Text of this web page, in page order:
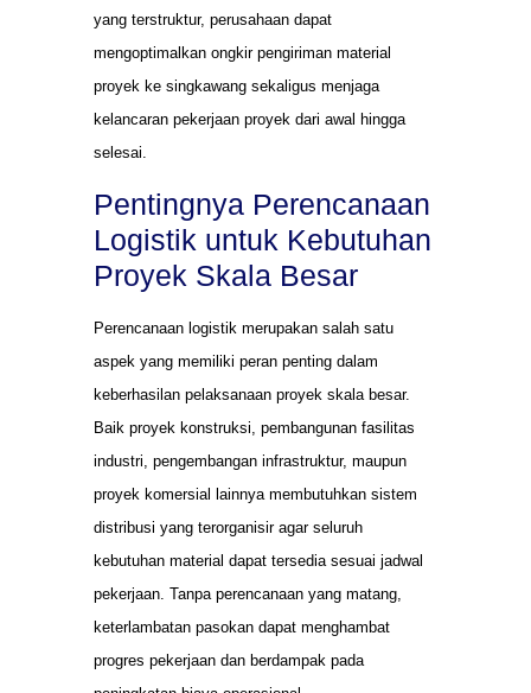
yang terstruktur, perusahaan dapat
mengoptimalkan ongkir pengiriman material
proyek ke singkawang sekaligus menjaga
kelancaran pekerjaan proyek dari awal hingga
selesai.
Pentingnya Perencanaan
Logistik untuk Kebutuhan
Proyek Skala Besar
Perencanaan logistik merupakan salah satu
aspek yang memiliki peran penting dalam
keberhasilan pelaksanaan proyek skala besar.
Baik proyek konstruksi, pembangunan fasilitas
industri, pengembangan infrastruktur, maupun
proyek komersial lainnya membutuhkan sistem
distribusi yang terorganisir agar seluruh
kebutuhan material dapat tersedia sesuai jadwal
pekerjaan. Tanpa perencanaan yang matang,
keterlambatan pasokan dapat menghambat
progres pekerjaan dan berdampak pada